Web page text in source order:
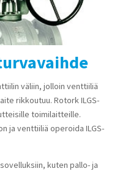
väliin, jolloin venttiiliä
rikkoutuu. Rotork ILGS-
toimilaitteille.
ja venttiiliä operoida ILGS-
kuten pallo- ja